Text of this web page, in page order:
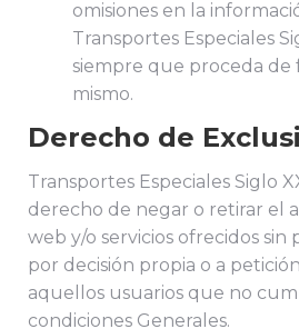
omisiones en la
Transportes Especiales
siempre que proceda de
mismo.
Derecho de
Transportes Especiales Siglo
derecho de negar o retirar el
web y/o servicios ofrecidos sin
por decisión propia o a
aquellos usuarios que no
condiciones Generales.